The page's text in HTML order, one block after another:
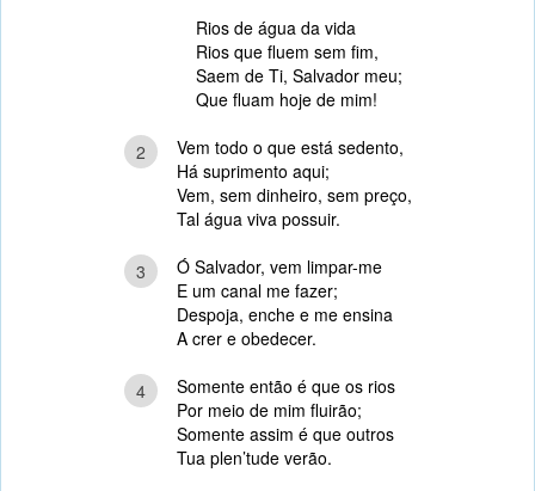
Rios de água da vida
Rios que fluem sem fim,
Saem de Ti, Salvador meu;
Que fluam hoje de mim!
2
Vem todo o que está sedento,
Há suprimento aqui;
Vem, sem dinheiro, sem preço,
Tal água viva possuir.
3
Ó Salvador, vem limpar-me
E um canal me fazer;
Despoja, enche e me ensina
A crer e obedecer.
4
Somente então é que os rios
Por meio de mim fluirão;
Somente assim é que outros
Tua plen’tude verão.